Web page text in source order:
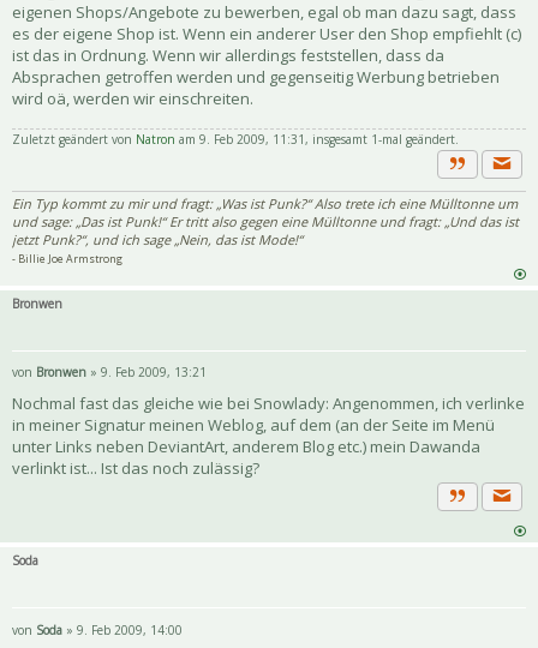
eigenen Shops/Angebote zu bewerben, egal ob man dazu sagt, dass
es der eigene Shop ist. Wenn ein anderer User den Shop empfiehlt (c)
ist das in Ordnung. Wenn wir allerdings feststellen, dass da
Absprachen getroffen werden und gegenseitig Werbung betrieben
wird oä, werden wir einschreiten.
Zuletzt geändert von Natron am 9. Feb 2009, 11:31, insgesamt 1-mal geändert.
Zitat
Ein Typ kommt zu mir und fragt: „Was ist Punk?“ Also trete ich eine Mülltonne um
und sage: „Das ist Punk!“ Er tritt also gegen eine Mülltonne und fragt: „Und das ist
jetzt Punk?“, und ich sage „Nein, das ist Mode!“
- Billie Joe Armstrong
Bronwen
von Bronwen » 9. Feb 2009, 13:21
Nochmal fast das gleiche wie bei Snowlady: Angenommen, ich verlinke
in meiner Signatur meinen Weblog, auf dem (an der Seite im Menü
unter Links neben DeviantArt, anderem Blog etc.) mein Dawanda
verlinkt ist... Ist das noch zulässig?
Zitat
Soda
von Soda » 9. Feb 2009, 14:00